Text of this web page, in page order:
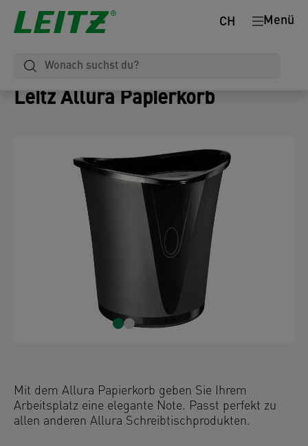
Menü
CH
Leitz Allura Papierkorb
Mit dem Allura Papierkorb geben Sie Ihrem
Arbeitsplatz eine elegante Note. Passt perfekt zu
allen anderen Allura Schreibtischprodukten.